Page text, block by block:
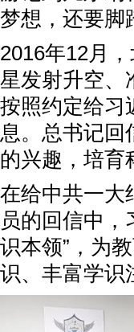
梦想，还要脚
2016年12月
星发射升空、
按照约定给习
息。总书记回
的兴趣，培育
在给中共一大
员的回信中，
识本领”，为
识、丰富学识